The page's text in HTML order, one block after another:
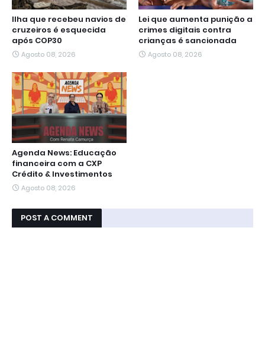
Ilha que recebeu navios de
cruzeiros é esquecida
após COP30
Agosto 08, 2026
Lei que aumenta punição a
crimes digitais contra
crianças é sancionada
Agosto 08, 2026
Agenda News: Educação
financeira com a CXP
Crédito & Investimentos
Agosto 08, 2026
POST A COMMENT